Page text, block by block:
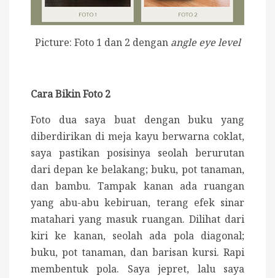
Picture: Foto 1 dan 2 dengan angle eye level
Cara Bikin Foto 2
Foto dua saya buat dengan buku yang
diberdirikan di meja kayu berwarna coklat,
saya pastikan posisinya seolah berurutan
dari depan ke belakang; buku, pot tanaman,
dan bambu. Tampak kanan ada ruangan
yang abu-abu kebiruan, terang efek sinar
matahari yang masuk ruangan. Dilihat dari
kiri ke kanan, seolah ada pola diagonal;
buku, pot tanaman, dan barisan kursi. Rapi
membentuk pola. Saya jepret, lalu saya